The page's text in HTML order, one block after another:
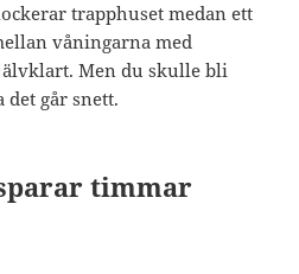
trapphuset medan ett
våningarna med
Men du skulle bli
går snett.
timmar